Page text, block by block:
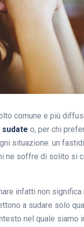
comune e più
sudate o, per chi
situazione: un
ne soffre di solito si
infatti non
a sudare solo
nel quale